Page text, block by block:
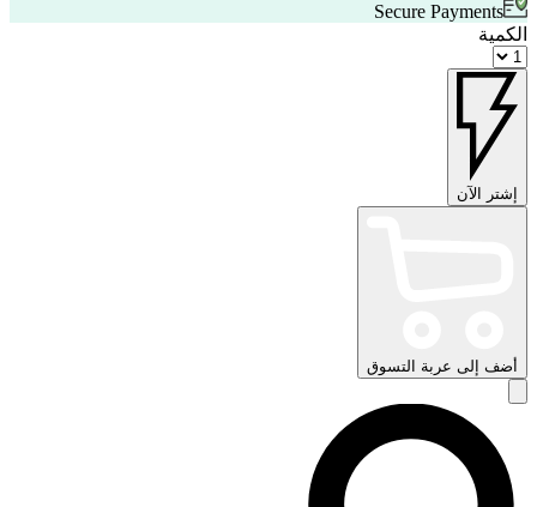
Secure Payments
الكمية
إشتر الآن
أضف إلى عربة التسوق